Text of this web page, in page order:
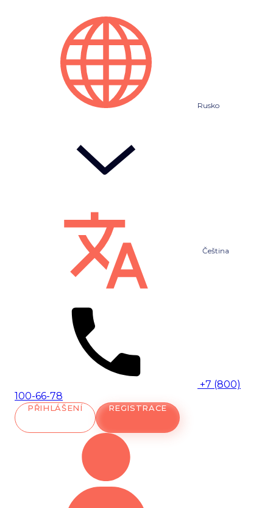
Rusko
Čeština
+7 (800)
100-66-78
PŘIHLÁŠENÍ REGISTRACE